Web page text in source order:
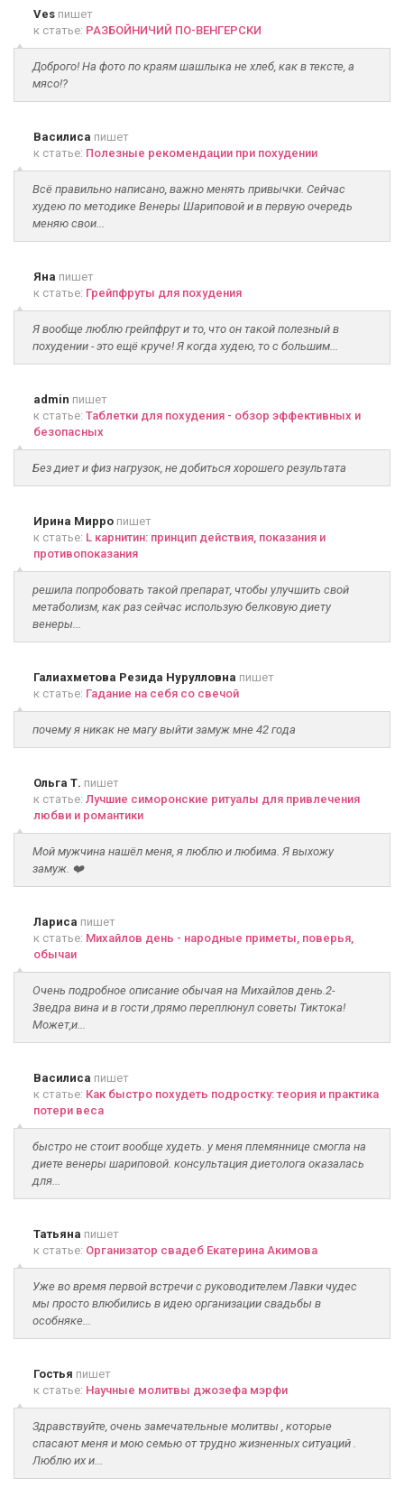
Ves пишет
к статье: РАЗБОЙНИЧИЙ ПО-ВЕНГЕРСКИ
Доброго! На фото по краям шашлыка не хлеб, как в тексте, а
мясо!?
Василиса пишет
к статье: Полезные рекомендации при похудении
Всё правильно написано, важно менять привычки. Сейчас
худею по методике Венеры Шариповой и в первую очередь
меняю свои...
Яна пишет
к статье: Грейпфруты для похудения
Я вообще люблю грейпфрут и то, что он такой полезный в
похудении - это ещё круче! Я когда худею, то с большим...
admin пишет
к статье: Таблетки для похудения - обзор эффективных и
безопасных
Без диет и физ нагрузок, не добиться хорошего результата
Ирина Мирро пишет
к статье: L карнитин: принцип действия, показания и
противопоказания
решила попробовать такой препарат, чтобы улучшить свой
метаболизм, как раз сейчас использую белковую диету
венеры...
Галиахметова Резида Нурулловна пишет
к статье: Гадание на себя со свечой
почему я никак не магу выйти замуж мне 42 года
Ольга Т. пишет
к статье: Лучшие симоронские ритуалы для привлечения
любви и романтики
Мой мужчина нашёл меня, я люблю и любима. Я выхожу
замуж. ❤️
Лариса пишет
к статье: Михайлов день - народные приметы, поверья,
обычаи
Очень подробное описание обычая на Михайлов день.2-
3ведра вина и в гости ,прямо переплюнул советы Тиктока!
Может,и...
Василиса пишет
к статье: Как быстро похудеть подростку: теория и практика
потери веса
быстро не стоит вообще худеть. у меня племяннице смогла на
диете венеры шариповой. консультация диетолога оказалась
для...
Татьяна пишет
к статье: Организатор свадеб Екатерина Акимова
Уже во время первой встречи с руководителем Лавки чудес
мы просто влюбились в идею организации свадьбы в
особняке...
Гостья пишет
к статье: Научные молитвы джозефа мэрфи
Здравствуйте, очень замечательные молитвы , которые
спасают меня и мою семью от трудно жизненных ситуаций .
Люблю их и...